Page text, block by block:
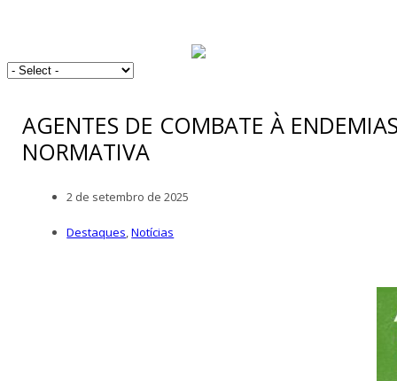
AGENTES DE COMBATE À
NORMATIVA
2 de setembro de 2025
Destaques,Notícias